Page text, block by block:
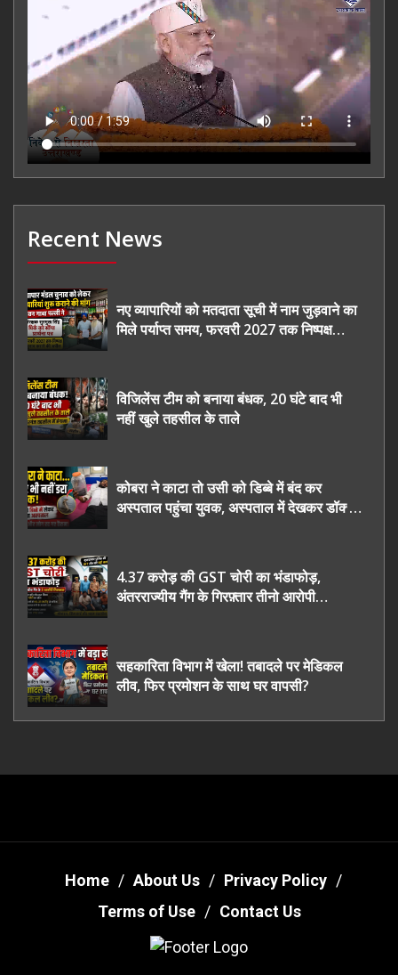
Recent News
नए व्यापारियों को मतदाता सूची में नाम जुड़वाने का
मिले पर्याप्त समय, फरवरी 2027 तक निष्पक्ष
विजिलेंस टीम को बनाया बंधक, 20 घंटे बाद भी
नहीं खुले तहसील के ताले
कोबरा ने काटा तो उसी को डिब्बे में बंद कर
अस्पताल पहुंचा युवक, अस्पताल में देखकर डॉक्टर
4.37 करोड़ की GST चोरी का भंडाफोड़,
अंतरराज्यीय गैंग के गिरफ़्तार तीनो आरोपी
सहकारिता विभाग में खेला! तबादले पर मेडिकल
लीव, फिर प्रमोशन के साथ घर वापसी?
Home About Us
Privacy Policy
Terms of Use
Contact Us